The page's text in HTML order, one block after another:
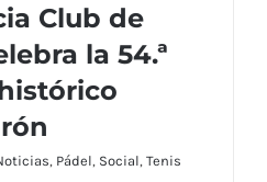
de Tenis 1919 celebra
histórico Torneo
Club de
la 54.ª
, Pádel, Social, Tenis